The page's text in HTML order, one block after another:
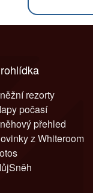
Prohlídka
rezorty
počasí
přehled
z Whiteroom